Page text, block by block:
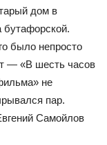
дом в
бутафорской.
было непросто
— «В шесть часов
не
пар.
Самойлов